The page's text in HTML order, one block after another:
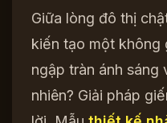
Giữa lòng đô thị
kiến tạo một không
ngập tràn ánh sáng
nhiên? Giải pháp